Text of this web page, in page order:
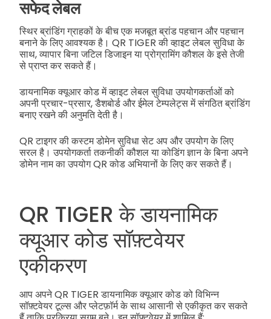
सफेद लेबल
स्थिर ब्रांडिंग ग्राहकों के बीच एक मजबूत ब्रांड पहचान और पहचान
बनाने के लिए आवश्यक है। QR TIGER की व्हाइट लेबल सुविधा के
साथ, व्यापार बिना जटिल डिजाइन या प्रोग्रामिंग कौशल के इसे तेजी
से प्राप्त कर सकते हैं।
डायनामिक क्यूआर कोड में व्हाइट लेबल सुविधा उपयोगकर्ताओं को
अपनी प्रचार-प्रसार, डैशबोर्ड और ईमेल टेम्पलेट्स में संगठित ब्रांडिंग
बनाए रखने की अनुमति देती है।
QR टाइगर की कस्टम डोमेन सुविधा सेट अप और उपयोग के लिए
सरल है। उपयोगकर्ता तकनीकी कौशल या कोडिंग ज्ञान के बिना अपने
डोमेन नाम का उपयोग QR कोड अभियानों के लिए कर सकते हैं।
QR TIGER के डायनामिक
क्यूआर कोड सॉफ़्टवेयर
एकीकरण
आप अपने QR TIGER डायनामिक क्यूआर कोड को विभिन्न
सॉफ़्टवेयर टूल्स और प्लेटफ़ॉर्म के साथ आसानी से एकीकृत कर सकते